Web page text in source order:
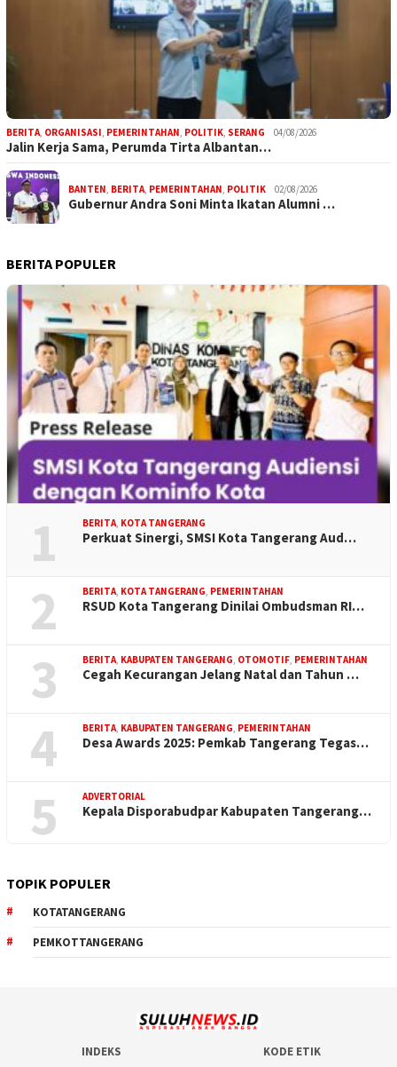
BERITA, ORGANISASI, PEMERINTAHAN, POLITIK, SERANG 04/08/2026
Jalin Kerja Sama, Perumda Tirta Albantan…
BANTEN, BERITA, PEMERINTAHAN, POLITIK 02/08/2026
Gubernur Andra Soni Minta Ikatan Alumni …
BERITA POPULER
1 BERITA, KOTA TANGERANG
Perkuat Sinergi, SMSI Kota Tangerang Aud…
2 BERITA, KOTA TANGERANG, PEMERINTAHAN
RSUD Kota Tangerang Dinilai Ombudsman RI…
3 BERITA, KABUPATEN TANGERANG, OTOMOTIF, PEMERINTAHAN
Cegah Kecurangan Jelang Natal dan Tahun …
4 BERITA, KABUPATEN TANGERANG, PEMERINTAHAN
Desa Awards 2025: Pemkab Tangerang Tegas…
5 ADVERTORIAL
Kepala Disporabudpar Kabupaten Tangerang…
TOPIK POPULER
KOTATANGERANG
PEMKOTTANGERANG
INDEKS KODE ETIK